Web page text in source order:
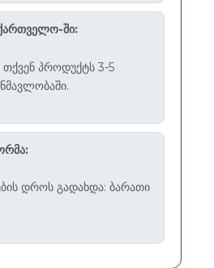
ში:
თქვენ პროდუქტს 3-5
დროს გადახდა: ბარათი